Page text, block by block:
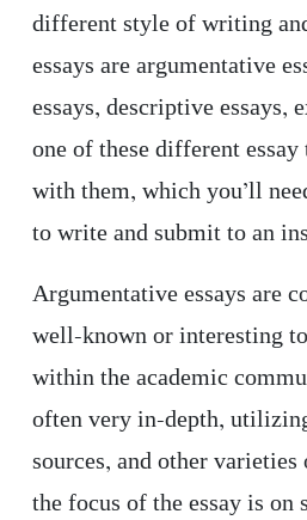
different style of writing
essays are argumentative
essays, descriptive essays,
one of these different
with them, which you’ll
to write and submit to an
Argumentative essays are
well-known or interesting
within the academic
often very in-depth,
sources, and other
the focus of the essay is